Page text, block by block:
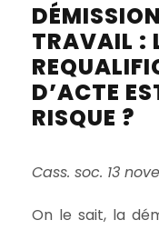
TRAVAIL :
D’ACTE
RISQUE ?
Cass. soc. 13
On le sait, la